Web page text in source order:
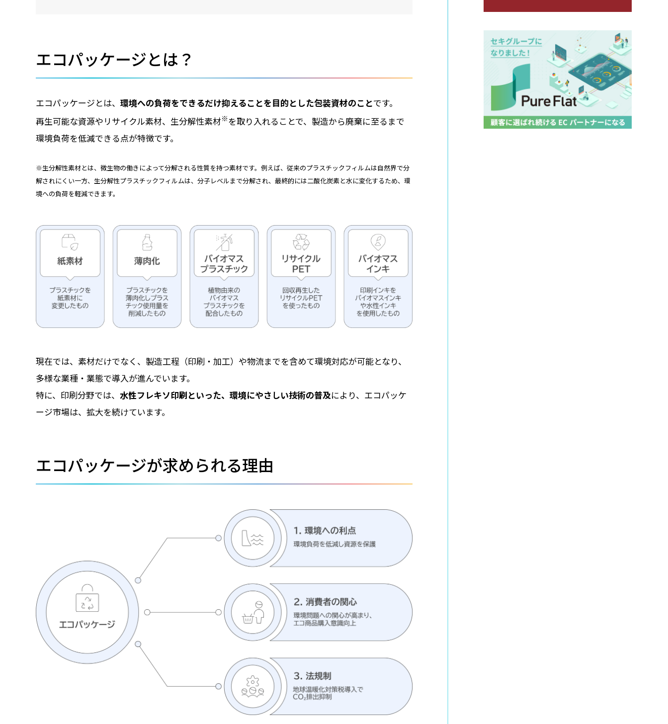
エコパッケージとは？
エコパッケージとは、 環境への負荷をできるだけ抑えることを目的とした包装資材のことです。
再生可能な資源やリサイクル素材、生分解性素材※を取り入れることで、製造から廃棄に至るまで
環境負荷を低減できる点が特徴です。
※生分解性素材とは、微生物の働きによって分解される性質を持つ素材です。例えば、従来のプラスチックフィルムは自然界で分
解されにくい一方、生分解性プラスチックフィルムは、分子レベルまで分解され、最終的には二酸化炭素と水に変化するため、環
境への負荷を軽減できます。
現在では、素材だけでなく、製造工程（印刷・加工）や物流までを含めて環境対応が可能となり、
多様な業種・業態で導入が進んでいます。
特に、印刷分野では、 水性フレキソ印刷といった、環境にやさしい技術の普及により、エコパッケ
ージ市場は、拡大を続けています。
エコパッケージが求められる理由